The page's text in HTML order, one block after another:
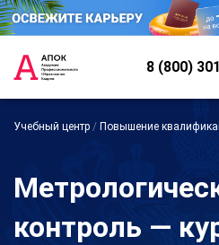
8 (800)
Учебный центр / Повышение
контроль —